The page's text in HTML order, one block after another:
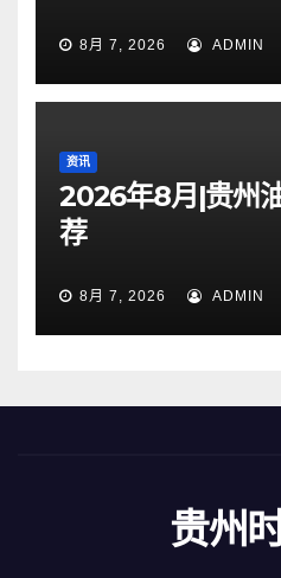
8月 7, 2026 ADMIN
资讯
2026年8月|贵州
荐
8月 7, 2026 ADMIN
贵州